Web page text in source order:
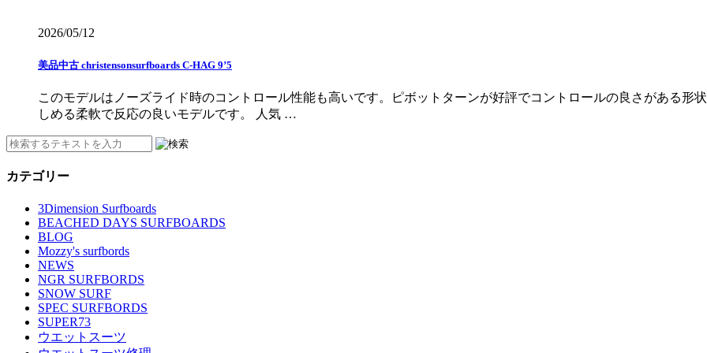
2026/05/12
美品中古 christensonsurfboards C-HAG 9’5
このモデルはノーズライド時のコントロール性能も高いです。ピボットターンが好評でコントロールの良さがある形
しめる柔軟で反応の良いモデルです。 人気 …
カテゴリー
3Dimension Surfboards
BEACHED DAYS SURFBOARDS
BLOG
Mozzy's surfbords
NEWS
NGR SURFBORDS
SNOW SURF
SPEC SURFBORDS
SUPER73
ウエットスーツ